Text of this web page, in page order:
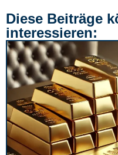
Diese Beiträge
interessieren: